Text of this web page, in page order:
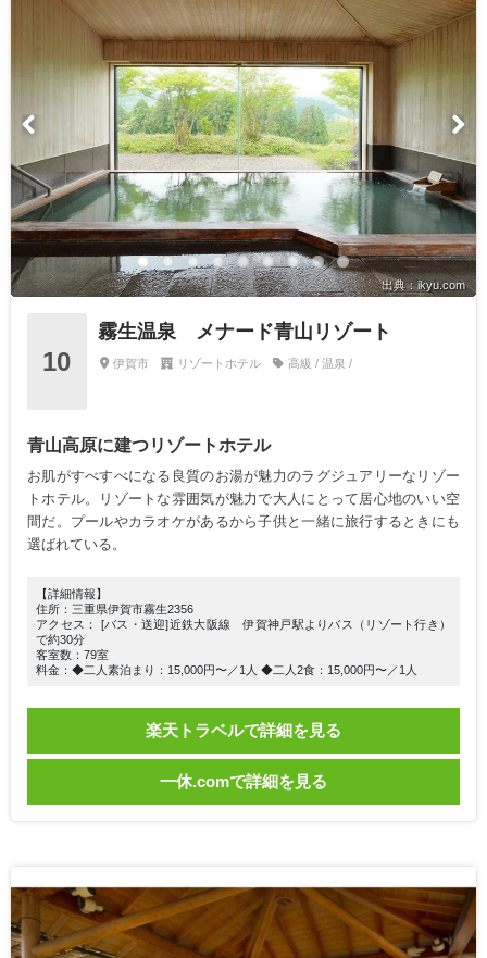
出典：ikyu.com
10
霧生温泉 メナード青山リゾート
伊賀市 リゾートホテル 高級 / 温泉 /
青山高原に建つリゾートホテル
お肌がすべすべになる良質のお湯が魅力のラグジュアリーなリゾー
トホテル。リゾートな雰囲気が魅力で大人にとって居心地のいい空
間だ。プールやカラオケがあるから子供と一緒に旅行するときにも
選ばれている。
【詳細情報】
住所：三重県伊賀市霧生2356
アクセス： [バス・送迎]近鉄大阪線 伊賀神戸駅よりバス（リゾート行き）
で約30分
客室数：79室
料金：◆二人素泊まり：15,000円〜／1人 ◆二人2食：15,000円〜／1人
楽天トラベルで詳細を見る
一休.comで詳細を見る